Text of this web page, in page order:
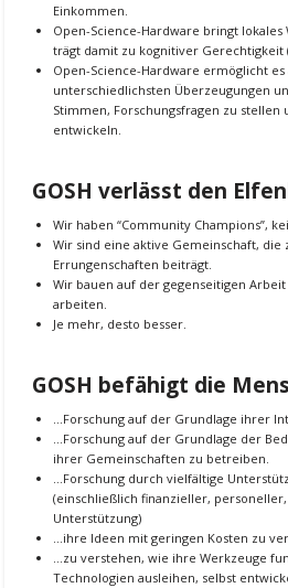
Einkommen.
Open-Science-Hardware bringt lokales
trägt damit zu kognitiver Gerechtigkeit
Open-Science-Hardware ermöglicht es
unterschiedlichsten Überzeugungen
Stimmen, Forschungsfragen zu stellen
entwickeln.
GOSH verlässt den
Wir haben “Community Champions”,
Wir sind eine aktive Gemeinschaft, die
Errungenschaften beiträgt.
Wir bauen auf der gegenseitigen
arbeiten.
Je mehr, desto besser.
GOSH befähigt die
…Forschung auf der Grundlage ihrer
…Forschung auf der Grundlage der
ihrer Gemeinschaften zu betreiben.
…Forschung durch vielfältige
(einschließlich finanzieller,
Unterstützung)
…ihre Ideen mit geringen Kosten zu
…zu verstehen, wie ihre Werkzeuge
Technologien ausleihen, selbst